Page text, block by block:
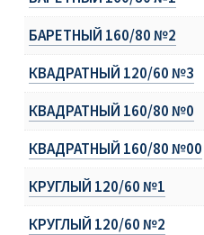
БАРЕТНЫЙ 160/80 №2
КВАДРАТНЫЙ 120/60 №3
КВАДРАТНЫЙ 160/80 №0
КВАДРАТНЫЙ 160/80 №00
КРУГЛЫЙ 120/60 №1
КРУГЛЫЙ 120/60 №2